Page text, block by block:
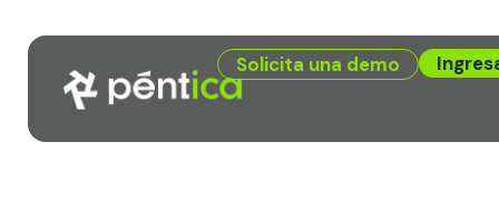
Solicita una demo